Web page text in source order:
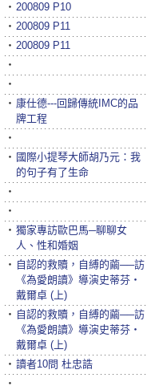
‧ 200809 P10
‧ 200809 P11
‧ 200809 P11
‧
‧
‧ 康仕德---回歸傳統IMC的品
牌工程
‧
‧ 國際小提琴大師胡乃元：我
的句子有了生命
‧
‧
‧ 獨家專訪歐巴馬─聊聊女
人、性和婚姻
‧ 自認的救贖，自縛的繭──訪
《為愛朗讀》導演史蒂芬‧
戴爾卓 (上)
‧ 自認的救贖，自縛的繭──訪
《為愛朗讀》導演史蒂芬‧
戴爾卓 (上)
‧ 讀者10問 杜忠誥
‧